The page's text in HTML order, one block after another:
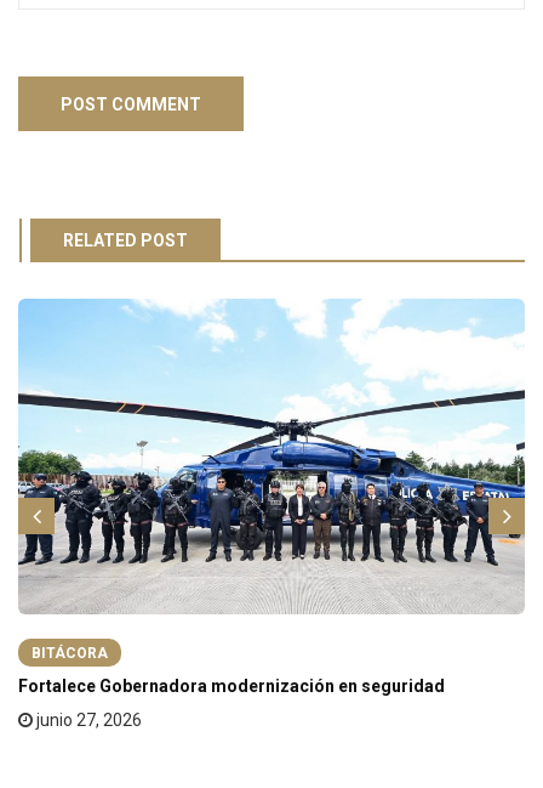
RELATED POST
BITÁCORA
Fortalece Gobernadora modernización en seguridad
junio 27, 2026